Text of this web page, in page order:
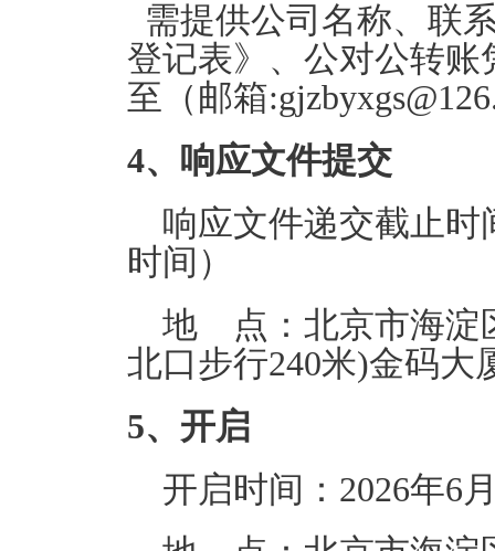
需提供公司名称、联
登记表》、公对公转
至（邮箱
4、响应文件提交
响应文件递交截止时
时间）
地 点：北京市海淀
北口步行240米)金码大
5、开启
开启时间：2026年6